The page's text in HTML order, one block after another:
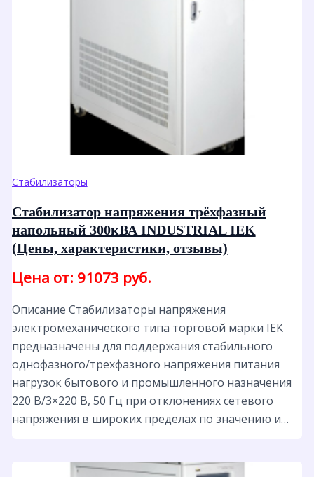
Стабилизаторы
Стабилизатор напряжения трёхфазный
напольный 300кВА INDUSTRIAL IEK
(Цены, характеристики, отзывы)
Цена от: 91073 руб.
Описание Стабилизаторы напряжения
электромеханического типа торговой марки IEK
предназначены для поддержания стабильного
однофазного/трехфазного напряжения питания
нагрузок бытового и промышленного назначения
220 B/3×220 В, 50 Гц при отклонениях сетевого
напряжения в широких пределах по значению и…